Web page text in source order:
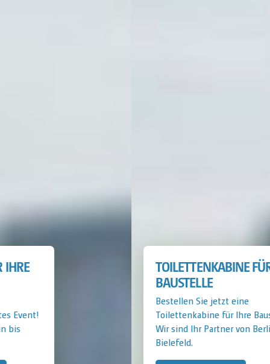
TOILETTENKABINE FÜR IHRE
Toilettenkabine für Ihre Baustelle!
Wir sind Ihr Partner von Berlin bis